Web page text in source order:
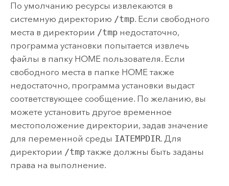
По умолчанию ресурсы извлекаются в
системную директорию /tmp. Если свободного
места в директории /tmpнедостаточно,
программа установки попытается извлечь
файлы в папку HOME пользователя. Если
свободного места в папке HOME также
недостаточно, программа установки выдаст
соответствующее сообщение. По желанию, вы
можете установить другое временное
местоположение директории, задав значение
для переменной среды IATEMPDIR. Для
директории /tmpтакже должны быть заданы
права на выполнение.